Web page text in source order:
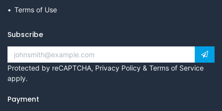
Terms of Use
Subscribe
Protected by reCAPTCHA, Privacy Policy & Terms of Service
apply.
Payment